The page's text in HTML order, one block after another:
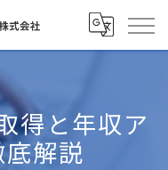
得と年収ア
解説